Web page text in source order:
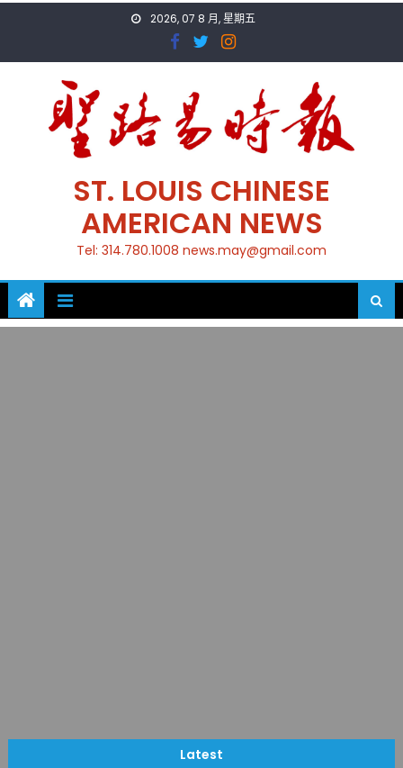
2026, 07 8 月, 星期五
ST. LOUIS CHINESE
AMERICAN NEWS
Tel: 314.780.1008 news.may@gmail.com
Latest
筝声与琴韵交汇：刘励(Li Statler)与钢琴家Darek演绎一场古筝